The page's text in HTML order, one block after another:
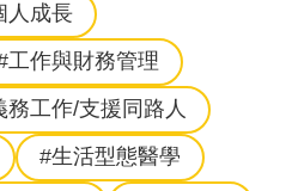
人成長
工作與財務管理
務工作/支援同路人
#生活型態醫學